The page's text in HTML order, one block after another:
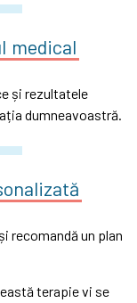
medical
și rezultatele
dumneavoastră.
recomandă un plan
terapie vi se